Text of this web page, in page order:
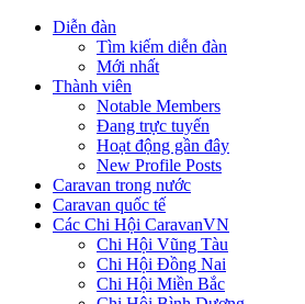
Diễn đàn
Tìm kiếm diễn đàn
Mới nhất
Thành viên
Notable Members
Đang trực tuyến
Hoạt động gần đây
New Profile Posts
Caravan trong nước
Caravan quốc tế
Các Chi Hội CaravanVN
Chi Hội Vũng Tàu
Chi Hội Đồng Nai
Chi Hội Miền Bắc